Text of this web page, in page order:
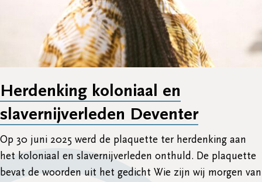
Herdenking koloniaal en
slavernijverleden Deventer
Op 30 juni 2025 werd de plaquette ter herdenking aan
het koloniaal en slavernijverleden onthuld. De plaquette
bevat de woorden uit het gedicht Wie zijn wij morgen van